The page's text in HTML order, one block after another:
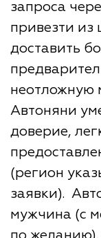
запроса
привезти из
доставить
неотложную
Автоняни
доверие,
(регион
заявки).
мужчина (с
по